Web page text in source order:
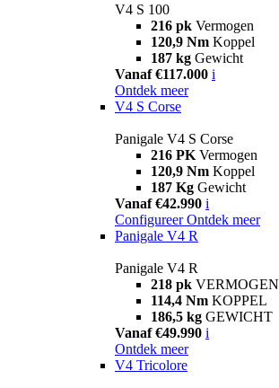
V4 S 100
216 pk Vermogen
120,9 Nm Koppel
187 kg Gewicht
Vanaf €117.000 i
Ontdek meer
V4 S Corse
Panigale V4 S Corse
216 PK Vermogen
120,9 Nm Koppel
187 Kg Gewicht
Vanaf €42.990 i
Configureer Ontdek meer
Panigale V4 R
Panigale V4 R
218 pk VERMOGEN
114,4 Nm KOPPEL
186,5 kg GEWICHT
Vanaf €49.990 i
Ontdek meer
V4 Tricolore